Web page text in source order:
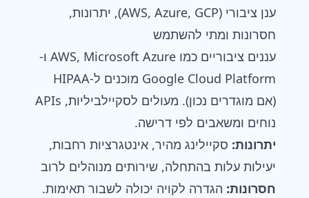
ענן ציבורי (AWS, Azure, GCP), יתרונות,
חסרונות ומתי להשתמש
עננים ציבוריים כמו AWS, Microsoft Azure ו-
Google Cloud Platform מוכנים ל-HIPAA
(אם מוגדרים נכון). מעולים לסקיילביליות, APIs
נוחים ומשאבים לפי דרישה.
יתרונות: סקיילינג מהיר, אינטגרציות רחבות,
יעילות עלות בהתחלה, שירותים מנוהלים לרוב
חסרונות: הגדרה לקויה יכולה לשבור תאימות.